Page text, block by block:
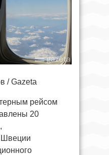
/ Gazeta
рейсом
20
Швеции